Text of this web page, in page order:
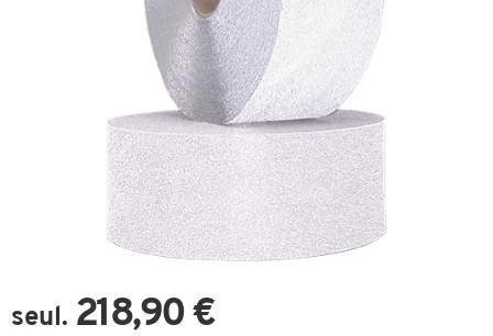
seul. 218,90 €